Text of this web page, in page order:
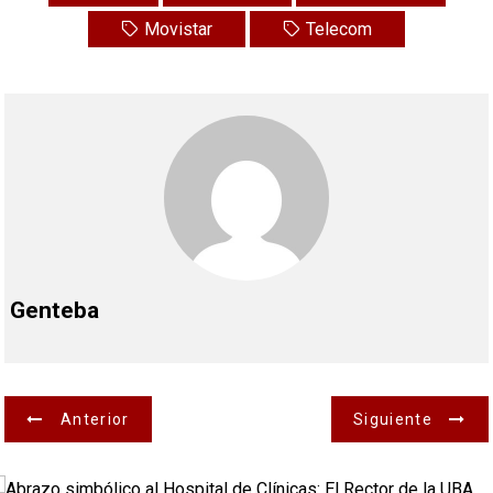
Movistar
Telecom
Genteba
N
a
Anterior Siguiente